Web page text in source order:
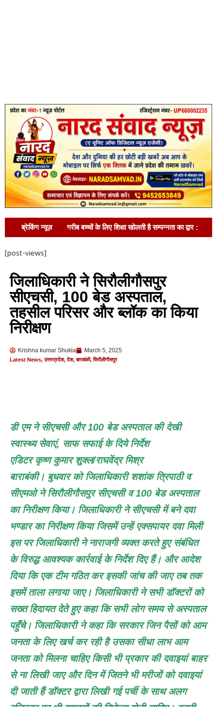
ब्रेकिंग न्यूज़ गरीब बच्चों के लिए शिक्षा खोलती है सम्पन्नता का द्वार :
डॉ. हृषिकेश भास्कर यशोद ने दिए तुरंत कार्रवाई के आदेश!
सरकारी धन के दुरुपयोग का आरोप, कार्रवाई तक
रोड नहीं तो वोट नहीं,जनप्रतिनिधियों से खफा ग्रामीण,
[post-views]
जिलाधिकारी ने सिरौलीगौसपुर
सीएचसी, 100 बेड अस्पताल,
तहसील परिसर और ब्लॉक का किया
निरीक्षण
Krishna kumar Shukla March 5, 2025
Latest News,उत्तरप्रदेश,देश,बाराबंकी,सिरौलीगौसपुर
डी एम ने सीएचसी और 100 बेड अस्पताल की देखी
स्वास्थ्य सेवाएं, साफ सफाई के दिये निर्देश
एडिटर कृष्ण कुमार शुक्ल/राघवेंद्र मिश्र
बाराबंकी। बुधवार को जिलाधिकारी शशांक त्रिपाठी व
सीएमओ ने सिरौलीगौसपुर सीएचसी व 100 बेड अस्पताल
का निरीक्षण किया। जिलाधिकारी ने सीएचसी में बने दवा
भण्डार का निरीक्षण किया जिसमें उन्हें एक्सपायर दवा मिली
इस पर जिलाधिकारी ने नाराजगी व्यक्त करते हुए संबंधित
के विरुद्ध आवश्यक कार्रवाई के निर्देश दिए हैं। और आदेश
दिया कि एक टीम गठित कर इसकी जांच की जाए तब तक
इसमें ताला लगाया जाए। जिलाधिकारी ने सभी डॉक्टरों को
सख्त हिदायत देते हुए कहा कि सभी लोग समय से अस्पताल
पहुँचे। जिलाधिकारी ने कहा कि सरकार जिन पैसों को आम
जनता के लिए खर्च कर रही है उसका सीधा लाभ आम
जनता को मिलना चाहिए किसी भी प्रकार की दवाइयां बाहर
से ना लिखी जाए और दिन में जितने भी मरीजों को दवाइयां
दी जाती हैं डॉक्टर द्वारा लिखी गई पर्ची के साथ अलग